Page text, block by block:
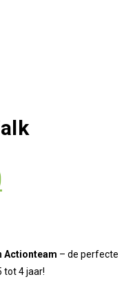
€189,00.
Actionteam – de perfecte
tot 4 jaar!